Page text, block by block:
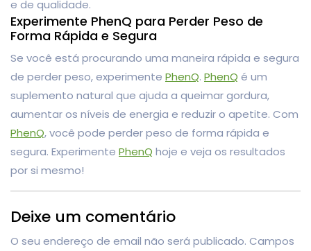
e de qualidade.
Experimente PhenQ para Perder Peso de
Forma Rápida e Segura
Se você está procurando uma maneira rápida e segura
de perder peso, experimente PhenQ. PhenQ é um
suplemento natural que ajuda a queimar gordura,
aumentar os níveis de energia e reduzir o apetite. Com
PhenQ, você pode perder peso de forma rápida e
segura. Experimente PhenQ hoje e veja os resultados
por si mesmo!
Deixe um comentário
O seu endereço de email não será publicado. Campos